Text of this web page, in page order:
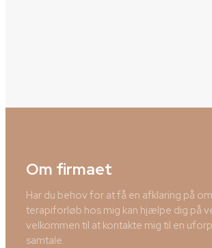
Om firmaet
Har du behov for at få en afklaring på
terapiforløb hos mig kan hjælpe dig på
velkommen til at kontakte mig til en
samtale.